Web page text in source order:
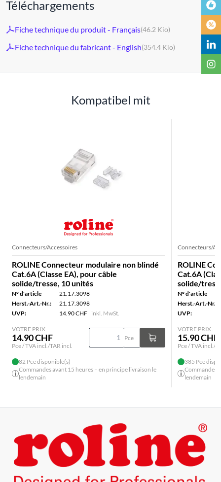
Téléchargements
Fiche technique du produit - Français(46.2 Kio)
Fiche technique du fabricant - English(354.4 Kio)
Kompatibel mit
Connecteurs/Accessoires
ROLINE Connecteur modulaire non blindé
Cat.6A (Classe EA), pour câble
solide/tresse, 10 unités
N° d'article
21.17.3098
Herst.-Art.-Nr.:
21.17.3098
UVP:
14.90 CHF inkl. MwSt.
VOTRE PRIX
14.90 CHF
Pce / TVA incl./TAR incl.
Pce
82 Pce disponible(s)
Commandes avant 15 heures – en principe livraison le
lendemain
Connecteurs/
ROLINE
Cat.6A
solide/
N° d'article
Herst.-Art.-Nr.:
UVP:
VOTRE PRIX
15.90 CHF
Pce / TVA incl./
385 Pce
Commandes
lendemain